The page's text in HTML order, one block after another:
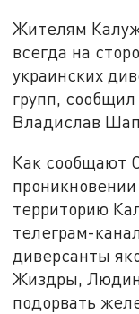
Жителям
всегда на
украинских
групп, сообщил
Владислав
Как сообщают
территорию
телеграм-
диверсанты
Жиздры,
подорвать